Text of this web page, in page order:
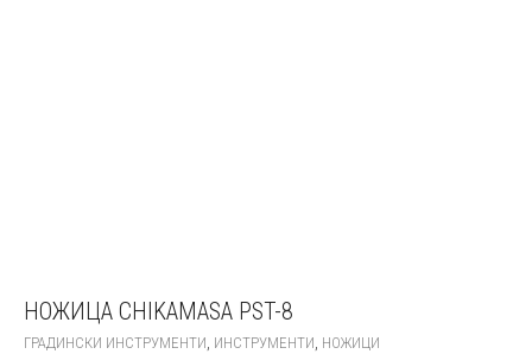
НОЖИЦА CHIKAMASA PST-8
ГРАДИНСКИ ИНСТРУМЕНТИ ИНСТРУМЕНТИ НОЖИЦИ